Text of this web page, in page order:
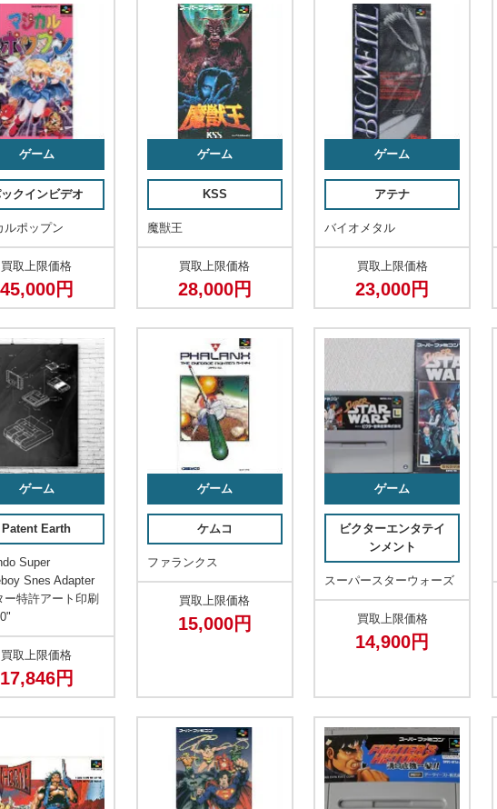
ゲーム
クインビデオ
ルポップン
買取上限価格
45,000円
ゲーム
KSS
魔獣王
買取上限価格
28,000円
ゲーム
アテナ
バイオメタル
買取上限価格
23,000円
ゲーム
Patent Earth
Super
Snes Adapter
ー特許アート印刷
買取上限価格
17,846円
ゲーム
ケムコ
ファランクス
買取上限価格
15,000円
ゲーム
ビクターエンタテイ
ンメント
スーパースターウォーズ
買取上限価格
14,900円